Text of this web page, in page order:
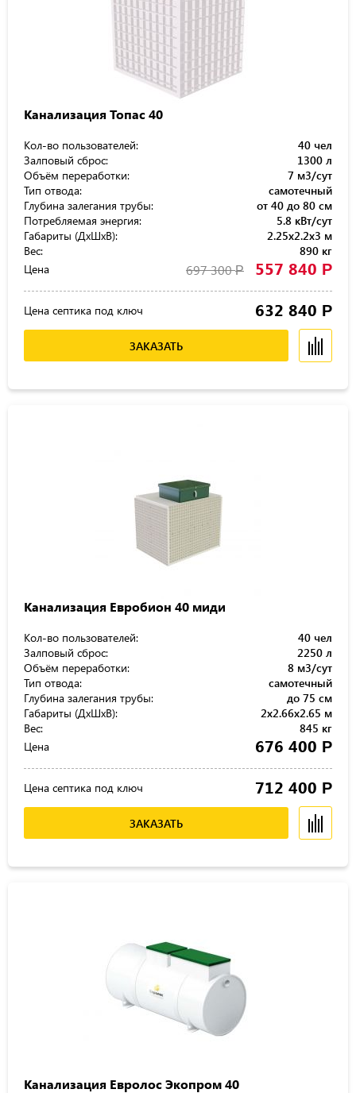
Канализация Топас 40
Кол-во пользователей:
40 чел
Залповый сброс:
1300 л
Объём переработки:
7 м3/сут
Тип отвода:
самотечный
Глубина залегания трубы:
от 40 до 80 см
Потребляемая энергия:
5.8 кВт/сут
Габариты (ДхШхВ):
2.25x2.2x3 м
Вес:
890 кг
Цена
697 300Р 557 840 Р
Цена септика под ключ 632 840 Р
ЗАКАЗАТЬ
Канализация Евробион 40 миди
Кол-во пользователей:
40 чел
Залповый сброс:
2250 л
Объём переработки:
8 м3/сут
Тип отвода:
самотечный
Глубина залегания трубы:
до 75 см
Габариты (ДхШхВ):
2x2.66x2.65 м
Вес:
845 кг
Цена
676 400 Р
Цена септика под ключ 712 400 Р
ЗАКАЗАТЬ
Канализация Евролос Экопром 40